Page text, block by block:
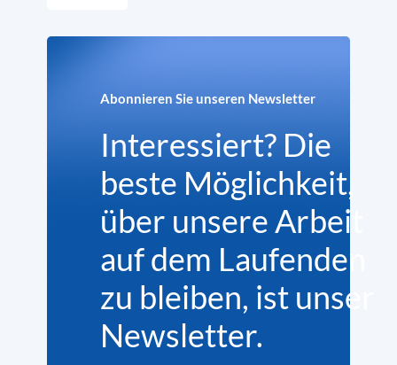
Abonnieren Sie unseren Newsletter
Interessiert? Die
beste Möglichkeit,
über unsere Arbeit
auf dem Laufenden
zu bleiben, ist unser
Newsletter.